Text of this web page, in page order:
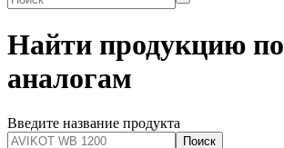
Найти продукцию по
аналогам
Введите название продукта